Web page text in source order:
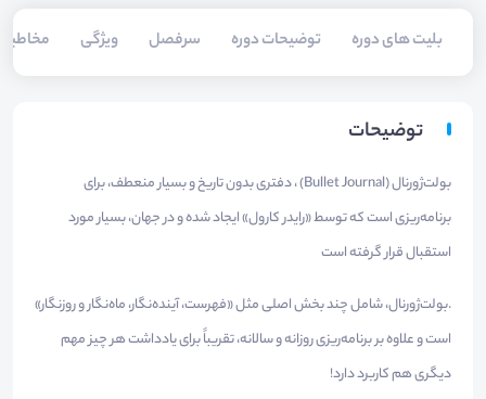
بلیت های دوره توضیحات دوره سرفصل ویژگی
توضیحات
بولت‌ژورنال (Bullet Journal) ، دفتری بدون تاریخ و بسیار منعطف، برای
برنامه‌ریزی است که توسط «رایدر کارول» ایجاد شده و در جهان، بسیار مورد
استقبال قرار گرفته است
.بولت‌ژورنال، شامل چند بخش اصلی مثل «فهرست، آینده‌نگار، ماه‌نگار و روزنگار»
است و علاوه بر برنامه‌ریزی روزانه و سالانه، تقریباً برای یادداشت هر چیز مهم
دیگری هم کاربرد دارد!